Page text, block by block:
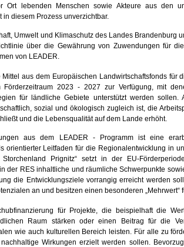
Ort lebenden Menschen sowie Akteure aus den
diesem Prozess unverzichtbar.
Umwelt und Klimaschutz des Landes Brandenburg
über die Gewährung von Zuwendungen für
von LEADER.
aus dem Europäischen Landwirtschaftsfonds für
Förderzeitraum 2023 - 2027 zur Verfügung, mit
für ländliche Gebiete unterstützt werden sollen.
sozial und ökologisch zugleich ist, die
und die Lebensqualität auf dem Lande erhöht.
aus dem LEADER - Programm ist eine
orientierter Leitfaden für die Regionalentwicklung in
Storchenland Prignitz“ setzt in der EU-
der RES inhaltliche und räumliche Schwerpunkte
die Entwicklungsziele vorrangig erreicht werden
an und besitzen einen besonderen „Mehrwert“
für Projekte, die beispielhaft die
Raum stärken oder einen Beitrag für die
wie auch kulturellen Bereich leisten. Für alle zu
Wirkungen erzielt werden sollen.